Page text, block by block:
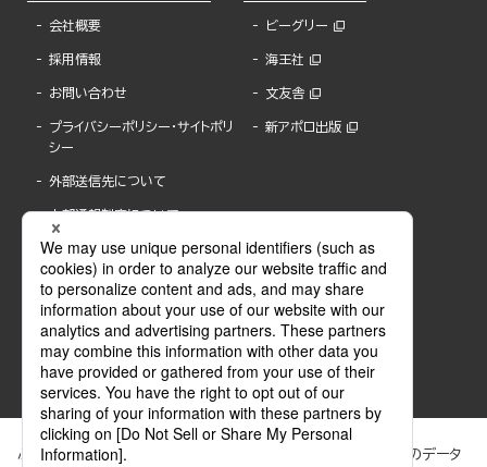
会社概要
採用情報
お問い合わせ
プライバシーポリシー・サイトポリ
シー
外部送信先について
内部通報制度について
ビーグリー
海王社
文友舎
新アポロ出版
ぶんか社が運営するサイトでは、利便性向上のためにCookie等のデータ